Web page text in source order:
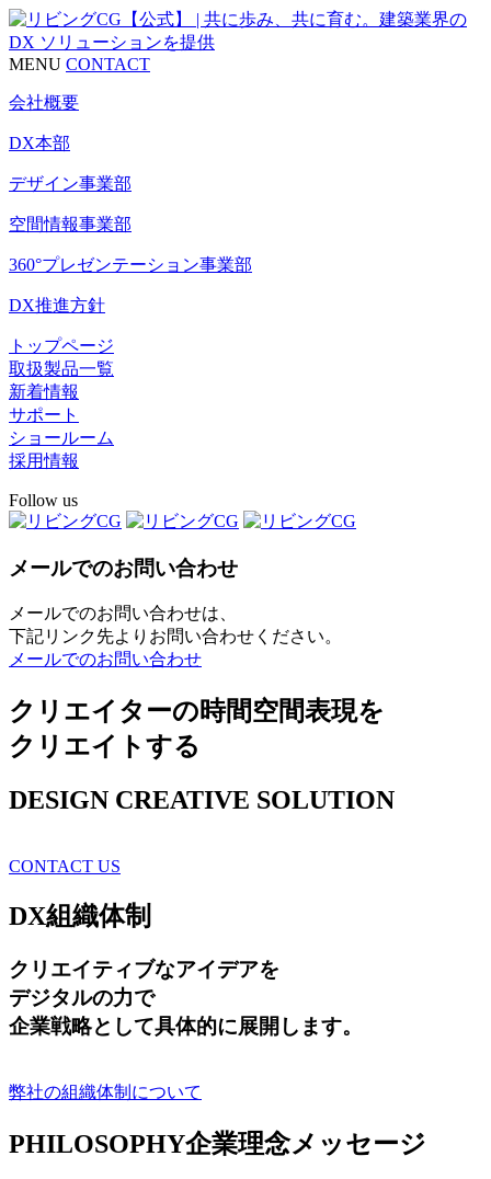
MENU CONTACT
会社概要
DX本部
デザイン事業部
空間情報事業部
360°プレゼンテーション事業部
DX推進方針
トップページ
取扱製品一覧
新着情報
サポート
ショールーム
採用情報
Follow us
メールでのお問い合わせ
メールでのお問い合わせは、
下記リンク先よりお問い合わせください。
メールでのお問い合わせ
クリエイターの時間空間表現を
クリエイトする
DESIGN CREATIVE SOLUTION
CONTACT US
DX組織体制
クリエイティブなアイデアを
デジタルの力で
企業戦略として具体的に展開します。
弊社の組織体制について
PHILOSOPHY企業理念メッセージ